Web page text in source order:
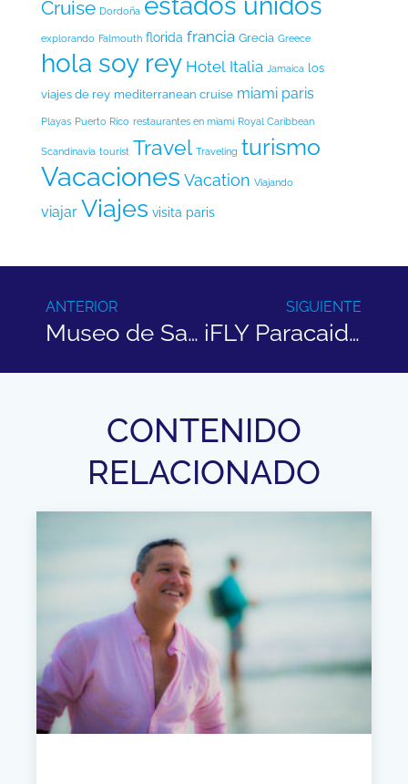
Cruise Dordoña
explorando Falmouth florida francia Grecia Greece
hola soy rey Hotel Italia Jamaica los
viajes de rey mediterranean cruise miami paris
Playas Puerto Rico restaurantes en miami Royal Caribbean
Scandinavia tourist Travel Traveling turismo
Vacaciones Vacation Viajando
viajar Viajes visita paris
ANTERIOR
Museo de Salvador Dalí
SIGUIENTE
iFLY Paracaidismo Bajo Techo
CONTENIDO
RELACIONADO